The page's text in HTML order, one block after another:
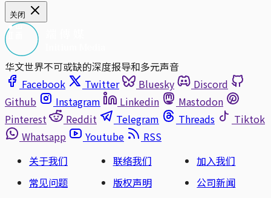
关闭
华文世界不可或缺的深度报导和多元声音
Facebook
Twitter Bluesky
Discord
Github
Instagram Linkedin
Mastodon
Pinterest
Reddit Telegram Threads
Tiktok
Whatsapp
Youtube
RSS
关于我们
联络我们
加入我们
常见问题
版权声明
公司新闻